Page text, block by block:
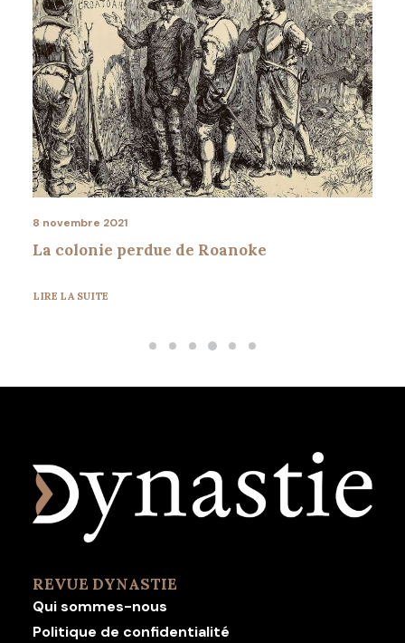
13 décembre 2021
Un jour, une histoire…Le 19 novembre 1968
LIRE LA SUITE
REVUE DYNASTIE
Qui sommes-nous
Politique de confidentialité